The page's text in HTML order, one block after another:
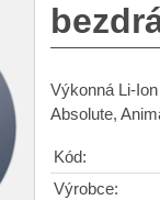
Výkonná Li-
Absolute,
Kód:
Výrobce: